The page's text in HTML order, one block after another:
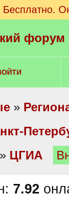
Бесплатно.
»
» ЦГИА
7.92